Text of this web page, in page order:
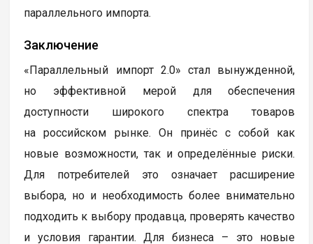
параллельного импорта.
Заключение
«Параллельный импорт 2.0» стал вынужденной,
но эффективной мерой для обеспечения
доступности широкого спектра товаров
на российском рынке. Он принёс с собой как
новые возможности, так и определённые риски.
Для потребителей это означает расширение
выбора, но и необходимость более внимательно
подходить к выбору продавца, проверять качество
и условия гарантии. Для бизнеса – это новые